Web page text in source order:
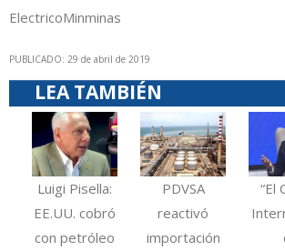
ElectricoMinminas
PUBLICADO: 29 de abril de 2019
LEA TAMBIÉN
Luigi Pisella:
EE.UU. cobró
con petróleo
PDVSA
reactivó
importación
“El